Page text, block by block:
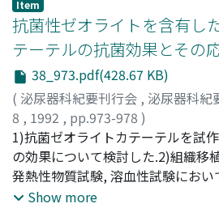
Noboru;Senjyu, Masaaki;Horii,
Toshikado
Tsujita, Masaaki;
Sakamoto, Wataru;Hayahara,
Keisuke;Morikawa, Youji;
Hitoshi;Kawamura, Masaki;
Item
抗菌性ゼオライトを含有し
テーテルの抗菌効果とその
38_973.pdf(428.67 KB)
( 泌尿器科紀要刊行会 , 泌尿器科紀
8 , 1992 , pp.973-978 )
内田, 豊昭;丸, 典夫;古畑, 誠之;藤
橋, 晃;小柴, 健;斯波, 徹;菊地, 哲也
Maru, Norio;Furuhata, Masanori;
Muramoto, Shunichi
1)抗菌ゼオライトカテーテルを試
の効果について検討した.2)組織移
発熱性物質試験, 溶血性試験におい
った.3)抗菌性試験では, 緑膿菌, 黄
Show more